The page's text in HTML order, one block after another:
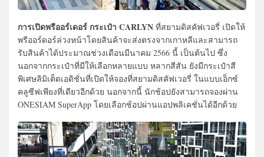
การเปิดพรีออร์เดอร์ กระเป๋า CARLYN ที่สยามดิสคัฟเวอรี่ เปิดให้
พรีออร์ดอร์ล่วงหน้าโดยสินค้าจะส่งตรงจากเกาหลีและสามารถ
รับสินค้าได้ประมาณช่วงเดือนมีนาคม 2566 นี้ เป็นต้นไป ซึ่ง
นอกจากกระเป๋าที่มีให้เลือกหลายแบบ หลากสีสัน ยังมีกระเป๋าสี
พิเศษลิมิเต็ดเอดิชั่นที่เปิดให้จองที่สยามดิสคัฟเวอรี่ ในแบบเอ็กซ์
คลูซีฟเพียงที่เดียวอีกด้วย นอกจากนี้ นักช้อปยังสามารถจองผ่าน
ONESIAM SuperApp โดยเลือกช้อปผ่านแอปพลิเคชั่นได้อีกด้วย